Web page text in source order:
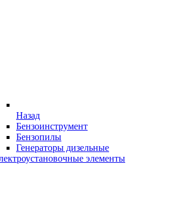
Назад
Бензоинструмент
Бензопилы
Генераторы дизельные
элементы